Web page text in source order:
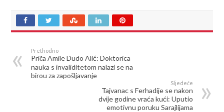
Prethodno
Priča Amile Dudo Alić: Doktorica
nauka s invaliditetom nalazi se na
birou za zapošljavanje
Sljedeće
Tajvanac s Ferhadije se nakon
dvije godine vraća kući: Uputio
emotivnu poruku Sarajlijama